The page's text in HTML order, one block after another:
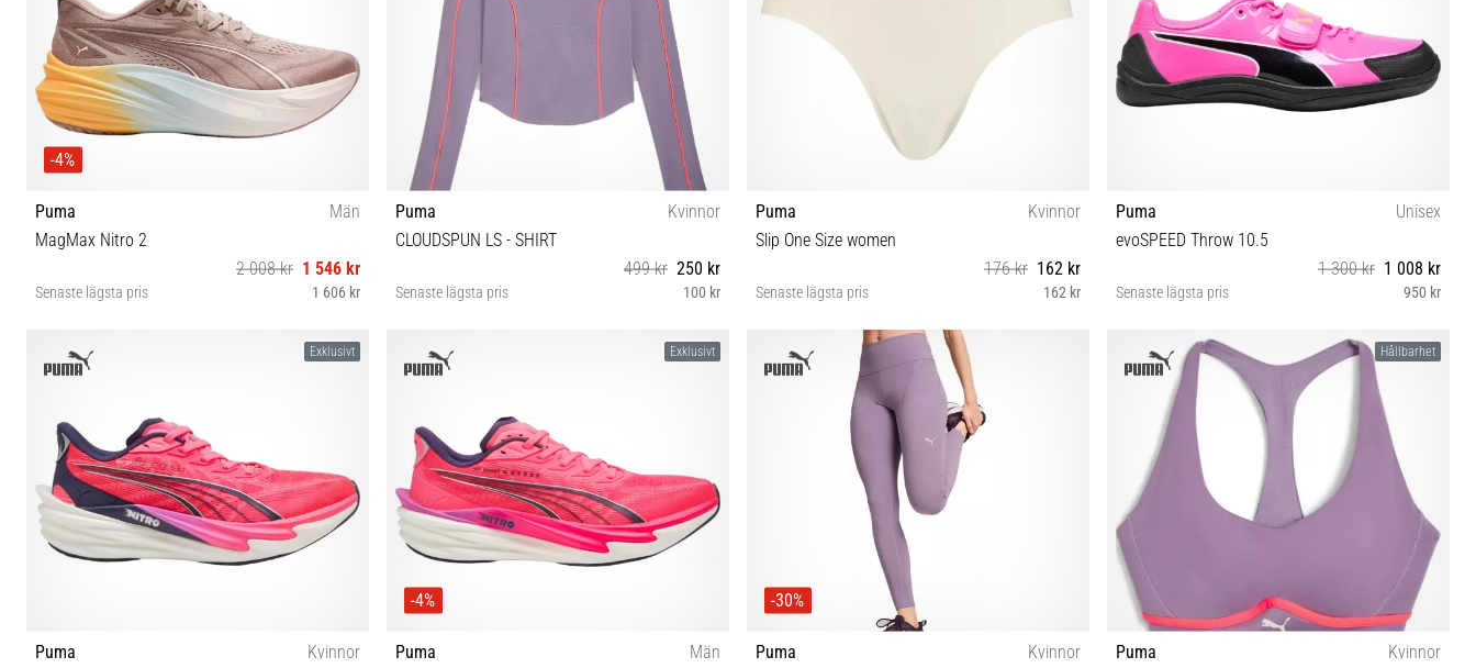
-4%
Puma
Män
MagMax Nitro 2
2 008 kr 1 546 kr
Senaste lägsta pris 1 606 kr
Puma
Kvinnor
CLOUDSPUN LS - SHIRT
499 kr 250 kr
Senaste lägsta pris 100 kr
Puma
Kvinnor
Slip One Size women
176 kr 162 kr
Senaste lägsta pris 162 kr
Universell storlek
Puma
Unisex
evoSPEED Throw 10.5
1 300 kr 1 008 kr
Senaste lägsta pris 950 kr
Exklusivt
Puma
Kvinnor
Exklusivt
-4%
Puma
Män
-30%
Puma
Kvinnor
Hållbarhet
Puma
Kvinnor